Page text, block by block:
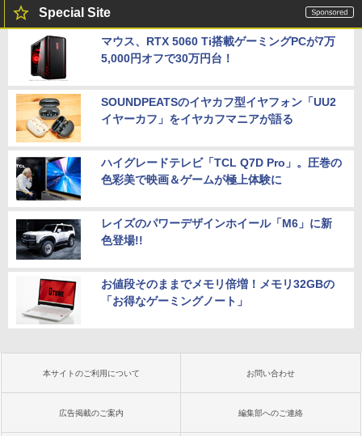
Special Site
マウス、RTX 5060 Ti搭載ゲーミングPCが7万
5,000円オフで30万円台！
SOUNDPEATSのイヤカフ型イヤフォン「UU2
イヤーカフ」をイヤカフマニアが語る
ハイグレードテレビ「TCL Q7D Pro」。圧巻の
色彩美で映画＆ゲームが極上体験に
レイズのパワーデザインホイール「M6」に新
色登場!!
お値段そのままでメモリ倍増！メモリ32GBの
「お得なゲーミングノート」
本サイトのご利用について お問い合わせ
広告掲載のご案内 編集部へのご連絡